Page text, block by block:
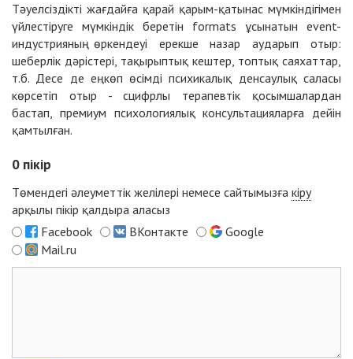
Тәуелсіздікті жағдайға қарай қарым-қатынас мүмкіндігімен
үйлестіруге мүмкіндік беретін formats ұсынатын event-
индустрияның өркендеуі ерекше назар аударып отыр:
шеберлік дәрістері, тақырыптық кештер, топтық саяхаттар,
т.б. Десе де ең көп өсімді психикалық денсаулық саласы
көрсетіп отыр - сцифрлы терапевтік қосымшалардан
бастап, премиум психологиялық консультацияларға дейін
қамтылған.
0 пікір
Төмендегі әлеуметтік желілері немесе сайтымызға кіру
арқылы пікір қалдыра аласыз
Facebook
ВКонтакте
Google
Mail.ru